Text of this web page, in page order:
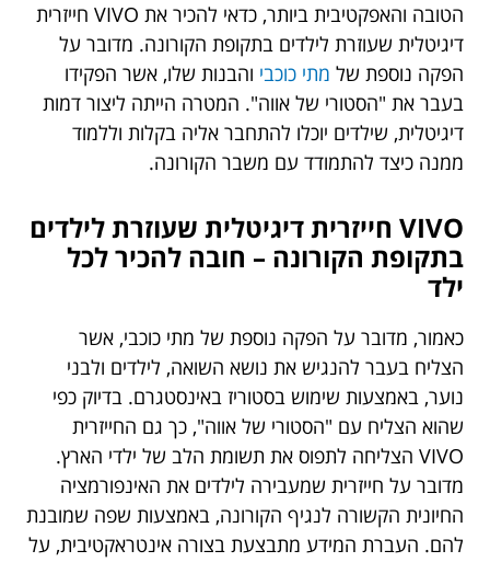
הטובה והאפקטיבית ביותר, כדאי להכיר את VIVO חייזרית
דיגיטלית שעוזרת לילדים בתקופת הקורונה. מדובר על
הפקה נוספת של מתי כוכבי והבנות שלו, אשר הפקידו
בעבר את "הסטורי של אווה". המטרה הייתה ליצור דמות
דיגיטלית, שילדים יוכלו להתחבר אליה בקלות וללמוד
ממנה כיצד להתמודד עם משבר הקורונה.
VIVO חייזרית דיגיטלית שעוזרת לילדים
בתקופת הקורונה – חובה להכיר לכל
ילד
כאמור, מדובר על הפקה נוספת של מתי כוכבי, אשר
הצליח בעבר להנגיש את נושא השואה, לילדים ולבני
נוער, באמצעות שימוש בסטוריז באינסטגרם. בדיוק כפי
שהוא הצליח עם "הסטורי של אווה", כך גם החייזרית
VIVO הצליחה לתפוס את תשומת הלב של ילדי הארץ.
מדובר על חייזרית שמעבירה לילדים את האינפורמציה
החיונית הקשורה לנגיף הקורונה, באמצעות שפה שמובנת
להם. העברת המידע מתבצעת בצורה אינטראקטיבית, על